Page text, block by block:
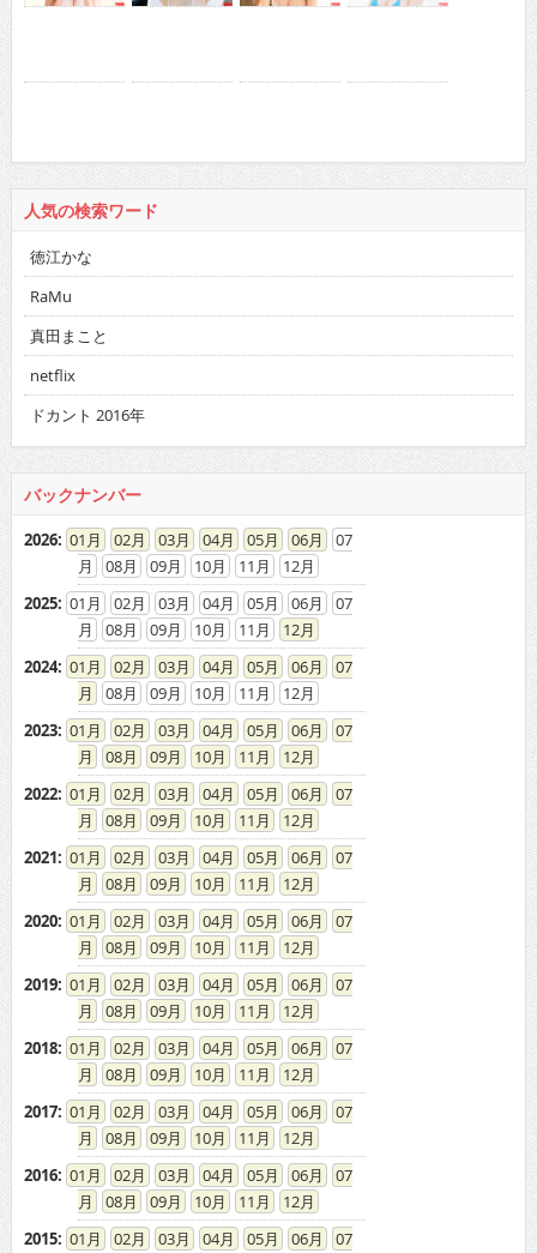
人気の検索ワード
徳江かな
RaMu
真田まこと
netflix
ドカント 2016年
バックナンバー
2026: 01 02 03 04 05 06
07
08
09 10 11
12
2025: 01 02 03 04 05 06
07
08
09 10 11
12
2024: 01 02 03 04 05 06
07
08
09 10 11
12
2023: 01 02 03 04 05 06
07
08
09 10 11
12
2022: 01 02 03 04 05 06
07
08
09 10 11
12
2021: 01 02 03 04 05 06
07
08
09 10 11
12
2020: 01 02 03 04 05 06
07
08
09 10 11
12
2019: 01 02 03 04 05 06
07
08
09 10 11
12
2018: 01 02 03 04 05 06
07
08
09 10 11
12
2017: 01 02 03 04 05 06
07
08
09 10 11
12
2016: 01 02 03 04 05 06
07
08
09 10 11
12
2015: 01 02 03 04 05 06
07